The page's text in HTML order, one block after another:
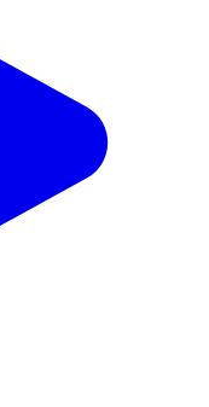
सोलर प्लांट से लाखों